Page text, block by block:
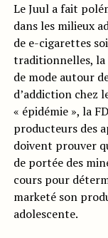
Le Juul a fait
dans les milieux
de e-cigarettes
traditionnelles,
de mode autour
d’addiction chez
« épidémie », la
producteurs des
doivent prouver
de portée des
cours pour
marketé son
adolescente.